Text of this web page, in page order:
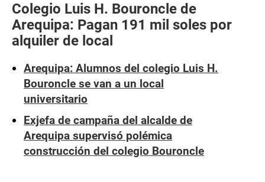
Colegio Luis H. Bouroncle de
Arequipa: Pagan 191 mil soles por
alquiler de local
Arequipa: Alumnos del colegio Luis H.
Bouroncle se van a un local
universitario
Exjefa de campaña del alcalde de
Arequipa supervisó polémica
construcción del colegio Bouroncle